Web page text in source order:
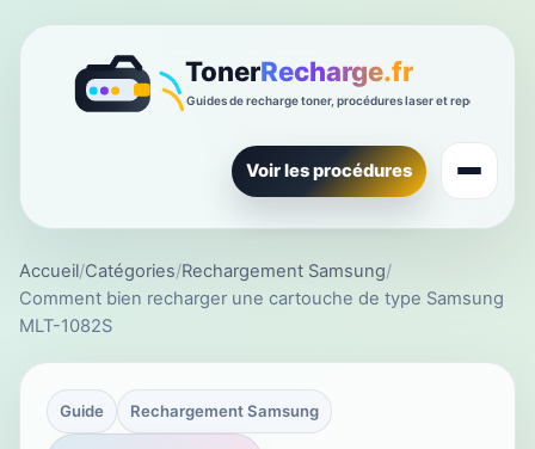
Voir les procédures
Accueil/Catégories/Rechargement Samsung/
Comment bien recharger une cartouche de type Samsung
MLT-1082S
Guide Rechargement Samsung